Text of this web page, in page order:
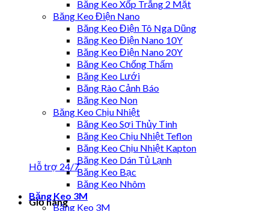
Hỗ trợ 24/7
Giỏ hàng
Băng Keo Xốp Trắng 2 Mặt
Băng Keo Điện Nano
Băng Keo Điện Tô Nga Dũng
Băng Keo Điện Nano 10Y
Băng Keo Điện Nano 20Y
Băng Keo Chống Thấm
Băng Keo Lưới
Băng Rào Cảnh Báo
Băng Keo Non
Băng Keo Chịu Nhiệt
Băng Keo Sợi Thủy Tinh
Băng Keo Chịu Nhiệt Teflon
Băng Keo Chịu Nhiệt Kapton
Băng Keo Dán Tủ Lạnh
Băng Keo Bạc
Băng Keo Nhôm
Băng Keo 3M
Băng Keo 3M